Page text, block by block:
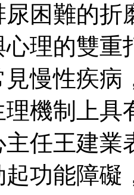
困難的折
理的雙重
慢性疾病
機制上
任王建業
功能障